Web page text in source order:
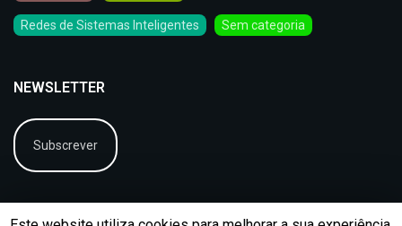
Redes de Sistemas Inteligentes Sem categoria
NEWSLETTER
Subscrever